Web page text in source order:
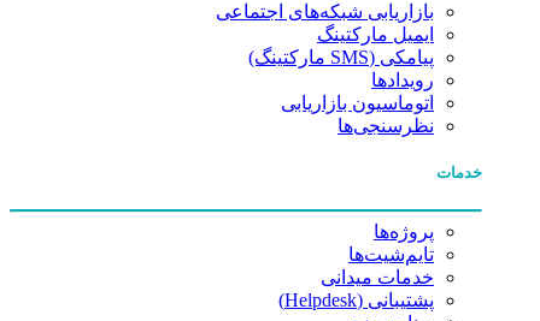
بازاریابی شبکه‌های اجتماعی
ایمیل مارکتینگ
پیامکی (SMS مارکتینگ)
رویدادها
اتوماسیون بازاریابی
نظرسنجی‌ها
خدمات
پروژه‌ها
تایم‌شیت‌ها
خدمات میدانی
پشتیبانی (Helpdesk)